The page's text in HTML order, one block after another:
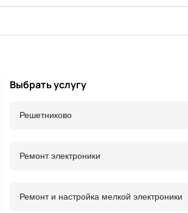
Выбрать услугу
Решетниково
Ремонт электроники
Ремонт и настройка мелкой электроники